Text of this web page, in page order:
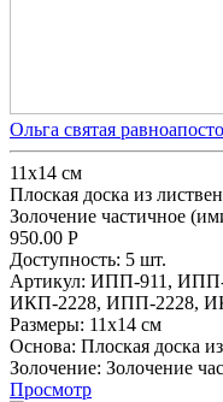
Ольга святая
11х14 см
Плоская доска из
Золочение частичное
950.00 Р
Доступность: 5 шт.
Артикул: ИПП-911, ИПП-
ИКП-2228, ИПП-2228,
Размеры: 11х14 см
Основа: Плоская доска
Золочение: Золочение
Просмотр